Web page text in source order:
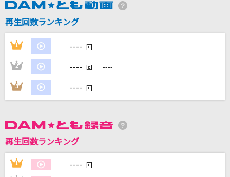
Ayase
カラオケ最新情報をチェック！
再生回数ランキング
1 ---- 回 ----
2 ---- 回 ----
3 ---- 回 ----
再生回数ランキング
1 ---- 回 ----